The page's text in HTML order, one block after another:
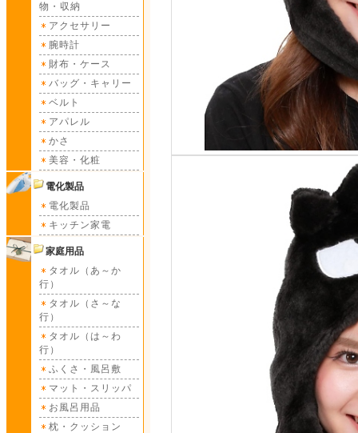
物・収納
アクセサリー
腕時計
財布・ケース
バッグ・キャリー
ベルト
アパレル
かさ
美容・化粧
電化製品
電化製品
キッチン家電
家庭用品
タオル（あ～か
行）
タオル（さ～な
行）
タオル（は～わ
行）
ふくさ・風呂敷
マット・スリッパ
お風呂用品
枕・クッション